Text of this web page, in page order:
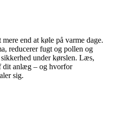
end at køle på varme dage.
reducerer fugt og pollen og
under kørslen. Læs,
dit anlæg – og hvorfor
sig.